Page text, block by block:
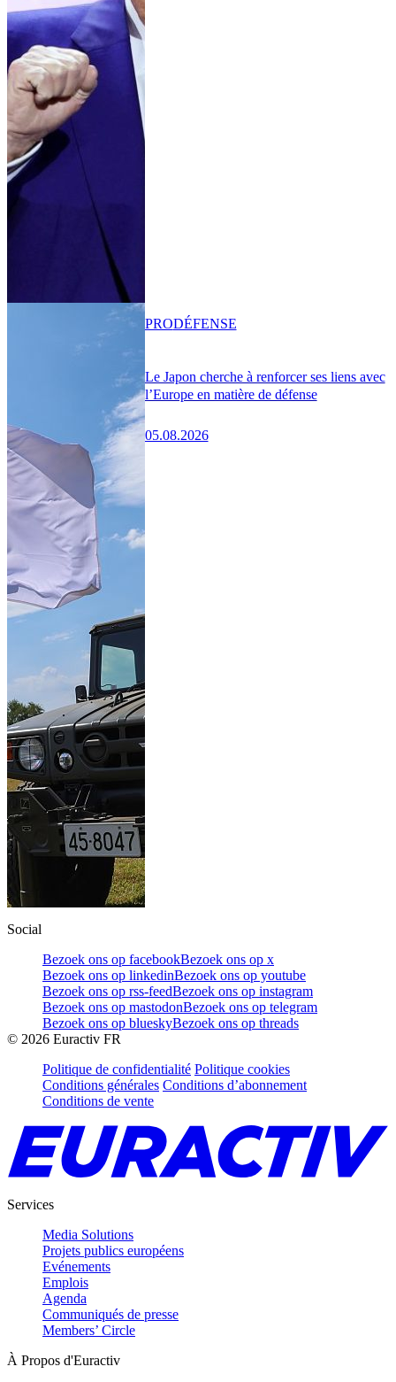
Le Japon cherche à renforcer ses liens avec
l’Europe en matière de défense
05.08.2026
PRODÉFENSE
Social
Bezoek ons op facebookBezoek ons op x
Bezoek ons op linkedinBezoek ons op youtube
Bezoek ons op rss-feedBezoek ons op instagram
Bezoek ons op mastodonBezoek ons op telegram
Bezoek ons op blueskyBezoek ons op threads
© 2026 Euractiv FR
Politique de confidentialité Politique cookies
Conditions générales Conditions d’abonnement
Conditions de vente
Services
Media Solutions
Projets publics européens
Evénements
Emplois
Agenda
Communiqués de presse
Members’ Circle
À Propos d'Euractiv